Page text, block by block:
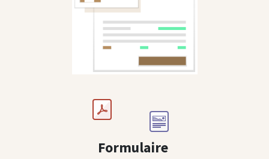
Formulaire